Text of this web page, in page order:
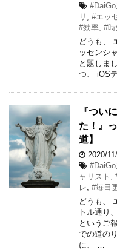
リ
#エッ
#効率 #時
どうも、
ッセンシ
と題しま
つ、 iOS
『つい
た！』
道】
2020/
ャリスト
レ #毎日
どうも、
トル通り
というご
での道の
に、 …